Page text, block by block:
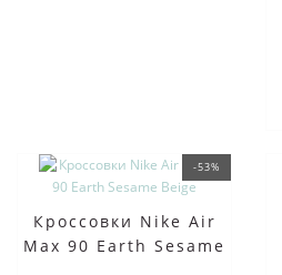
-53%
Кроссовки Nike Air
Max 90 Earth Sesame